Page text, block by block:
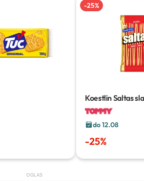
-25%
Koestlin Saltas
do 12.08
-25%
OGLAS